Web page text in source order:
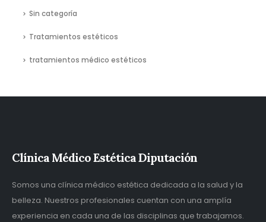
Sin categoría
Tratamientos estéticos
tratamientos médico estéticos
Clínica Médico Estética Diputación
Somos una clínica médico estética dedicada a la salud y la
belleza. Nuestros profesionales cuentan con una amplía
experiencia en cada una de las disciplinas que trabajamos.